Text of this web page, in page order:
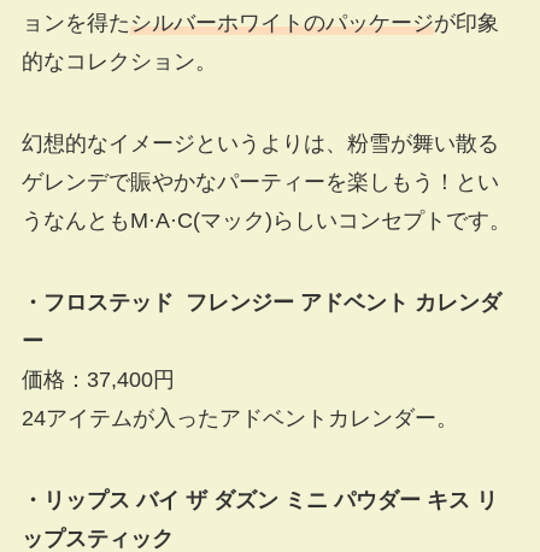
ョンを得たシルバーホワイトのパッケージが印象
的なコレクション。
幻想的なイメージというよりは、粉雪が舞い散る
ゲレンデで賑やかなパーティーを楽しもう！とい
うなんともM·A·C(マック)らしいコンセプトです。
・フロステッド フレンジー アドベント カレンダ
ー
価格：37,400円
24アイテムが入ったアドベントカレンダー。
・リップス バイ ザ ダズン ミニ パウダー キス リ
ップスティック